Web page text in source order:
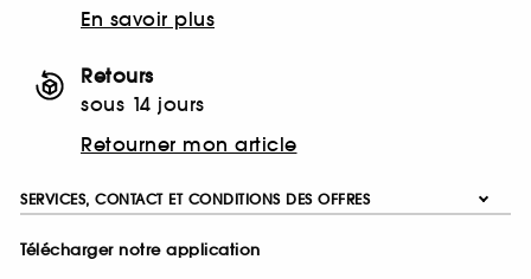
En savoir plus
Retours
sous 14 jours
Retourner mon article
SERVICES, CONTACT ET CONDITIONS DES OFFRES
Télécharger notre application